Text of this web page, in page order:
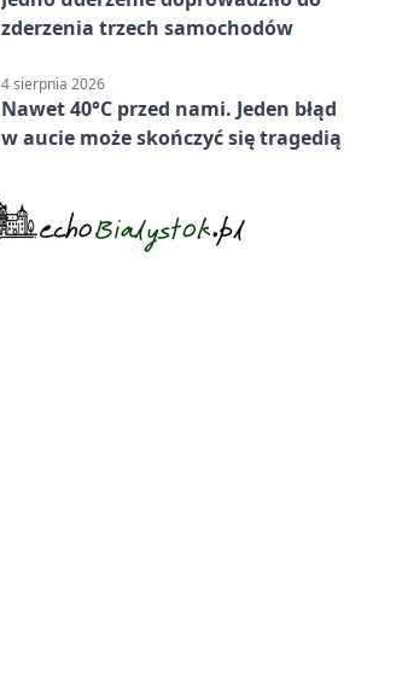
zderzenia trzech samochodów
4 sierpnia 2026
Nawet 40°C przed nami. Jeden błąd
w aucie może skończyć się tragedią